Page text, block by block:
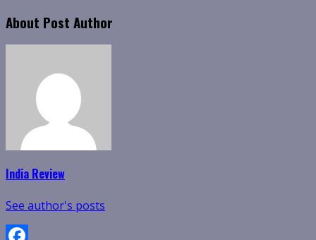
About Post Author
India Review
See author's posts